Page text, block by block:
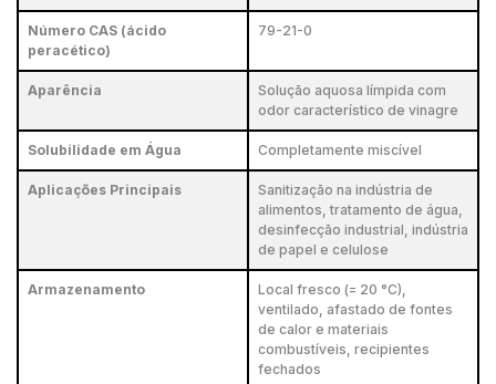
Número CAS (ácido
peracético)
79-21-0
Aparência
Solução aquosa límpida com
odor característico de vinagre
Solubilidade em Água Completamente miscível
Aplicações Principais
Sanitização na indústria de
alimentos, tratamento de água,
desinfecção industrial, indústria
de papel e celulose
Armazenamento
Local fresco (= 20 °C),
ventilado, afastado de fontes
de calor e materiais
combustíveis, recipientes
fechados